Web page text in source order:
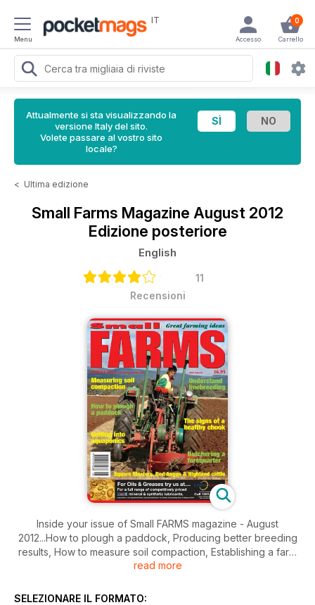
Menu
IT 0
Carrello
Accesso
Attualmente si sta visualizzando la
versione Italy del sito.
Volete passare al vostro sito
locale?
< Ultima edizione
Small Farms Magazine August 2012
Edizione posteriore
English
11
Recensioni
Inside your issue of Small FARMS magazine - August
2012...How to plough a paddock, Producing better breeding
results, How to measure soil compaction, Establishing a farm
stay, Growing walnuts in a cold winter climate, Farming olives
of Aquaponics, An opportunity in farming camels, Square
read more
SELEZIONARE IL FORMATO: